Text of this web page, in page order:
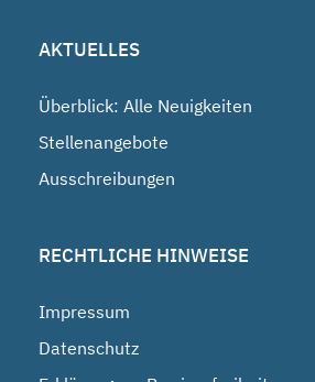
AKTUELLES
Überblick: Alle Neuigkeiten
Stellenangebote
Ausschreibungen
RECHTLICHE HINWEISE
Impressum
Datenschutz